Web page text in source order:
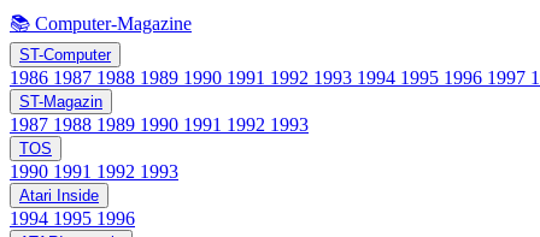
📚 Computer-Magazine
ST-Computer
1986 1987 1988 1989 1990 1991 1992 1993 1994 1995 1996 1997
ST-Magazin
1987 1988 1989 1990 1991 1992 1993
TOS
1990 1991 1992 1993
Atari Inside
1994 1995 1996